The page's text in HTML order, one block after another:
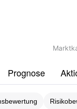
Prognose